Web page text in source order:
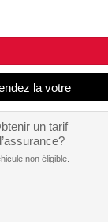
un tarif
non éligible.